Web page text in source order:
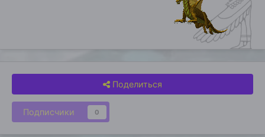
Поделиться
Подписчики 0